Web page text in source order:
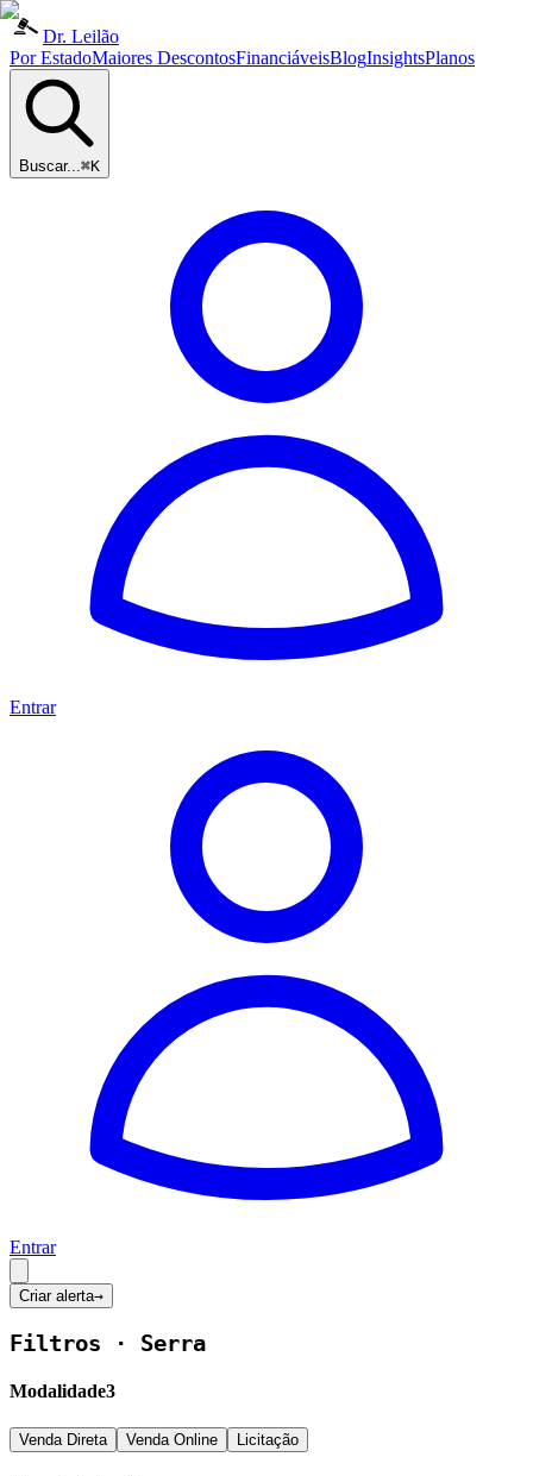
Dr. Leilão
Por EstadoMaiores DescontosFinanciáveisBlogInsightsPlanos
Buscar...⌘K
Entrar
Entrar
Criar alerta→
Filtros · Serra
Modalidade3
Venda Direta Venda Online Licitação